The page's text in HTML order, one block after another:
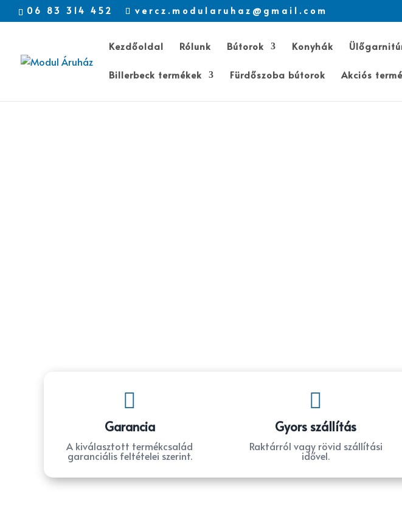
06 83 314 452 vercz.modularuhaz@gmail.com
Kezdőoldal Rólunk Bútorok Konyhák
Billerbeck termékek Fürdőszoba bútorok Akciós

Garancia
A kiválasztott termékcsalád
garanciális feltételei szerint.

Gyors szállítás
Raktárról vagy rövid szállítási
idővel.